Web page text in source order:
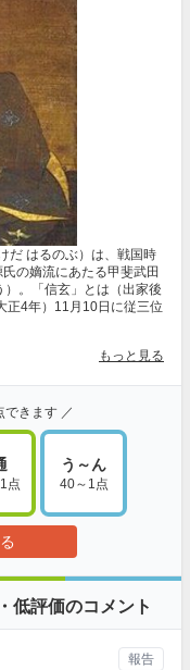
だ はるのぶ）は、戦国時
の嫡流にあたる甲斐武田
。「信玄」とは（出家後
正4年）11月10日に従三位
もっと見る
できます ／
点
う～ん
40～1点
低評価のコメント
報告